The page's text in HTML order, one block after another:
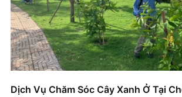
Dịch Vụ Chăm Sóc Cây Xanh Ở Tại